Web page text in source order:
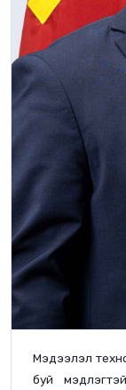
Мэдээлэл
буй